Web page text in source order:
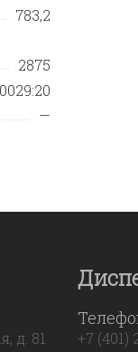
783,2
2875
—
д. 81 +7 (401)